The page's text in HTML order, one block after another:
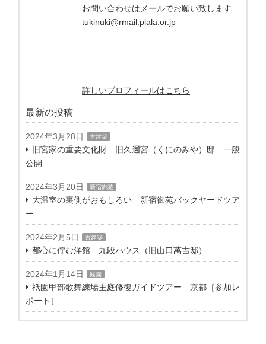
お問い合わせはメールでお願い致します
tukinuki@rmail.plala.or.jp
詳しいプロフィールはこちら
最新の投稿
2024年3月28日 古建築
旧宮家の重要文化財 旧久邇宮（くにのみや）邸 一般
公開
2024年3月20日 新宿御苑
大温室の裏側がおもしろい 新宿御苑バックヤードツア
ー
2024年2月5日 古建築
都心に佇む洋館 九段ハウス（旧山口萬吉邸）
2024年1月14日 庭園
祇園甲部歌舞練場主庭修復ガイドツアー 京都［参加レ
ポート］